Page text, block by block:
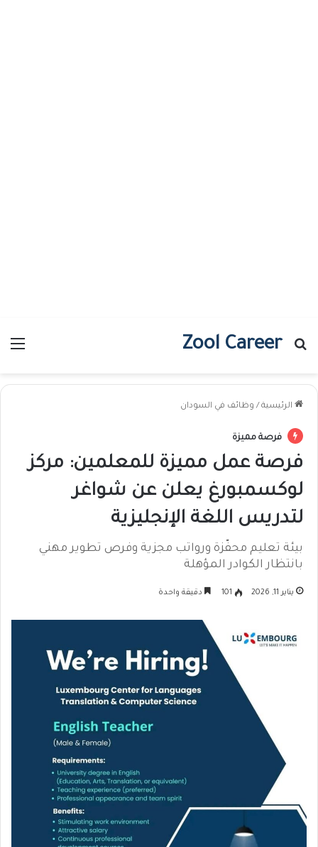
Zool Career
بحث عن
الرئيسية / وظائف في السودان
فرصة مميزة
فرصة عمل مميزة للمعلمين: مركز
لوكسمبورغ يعلن عن شواغر
لتدريس اللغة الإنجليزية
بيئة تعليم محفّزة ورواتب مجزية وفرص تطوير مهني
بانتظار الكوادر المؤهلة
يناير 11, 2026 101 دقيقة واحدة